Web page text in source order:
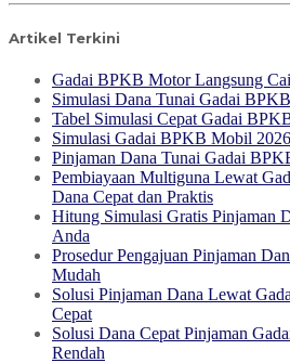
Artikel Terkini
Gadai BPKB Motor Langsung
Simulasi Dana Tunai Gadai
Tabel Simulasi Cepat Gadai
Simulasi Gadai BPKB Mobil
Pinjaman Dana Tunai Gadai
Pembiayaan Multiguna Lewat
Dana Cepat dan Praktis
Hitung Simulasi Gratis Pinjaman
Anda
Prosedur Pengajuan Pinjaman
Mudah
Solusi Pinjaman Dana Lewat
Cepat
Solusi Dana Cepat Pinjaman
Rendah